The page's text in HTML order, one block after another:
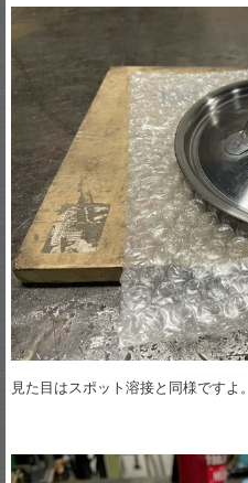
見た目はスポット溶接と同様ですよ。